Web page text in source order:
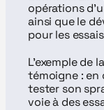
opérations
ainsi que le
pour les
L’exemple de
témoigne : en
tester son
voie à des